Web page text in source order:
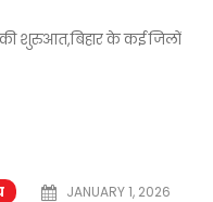
शुरुआत,बिहार के कई जिलों
JANUARY 1, 2026